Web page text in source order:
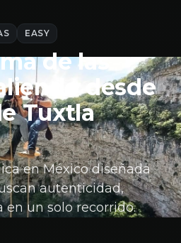
EASY
de las
desde
Tuxtla
en México diseñada
autenticidad,
un solo recorrido.